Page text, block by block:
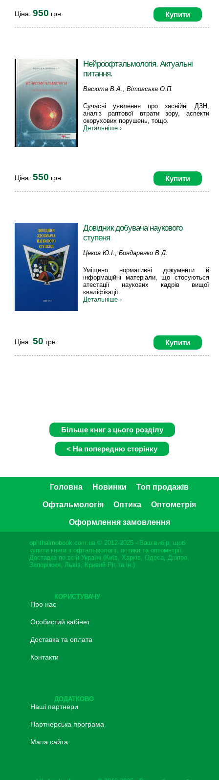
Купити
Ціна: 950 грн.
Нейроофтальмологія. Актуальні
питання.
Васюта В.А., Вітовська О.П.
Сучасні уявлення про заснійні ДЗН,
аналіз раптової втрати зору, аспекти
окорухових порушень, тощо.
Детальніше ›
Купити
Ціна: 550 грн.
Довідник добувача наукового
ступеня
Цеков Ю.І., Бондаренко В.Д.
Уміщено нормативні документи й
інформаційні матеріали, що стосуються
атестації наукових кадрів вищої
кваліфікації.
Детальніше ›
Купити
Ціна: 50 грн.
Головна Новинки Топ продажів
Офтальмологія Оптика Оптометрія
Оформлення замовлення
ophthalmobook.com.ua © 2012-2025 - Ваш вибір, щоб
купити книги з офтальмології, оптики та оптометрії.
Доставка по всій Україні (Київ, Харків, Одеса, Дніпро,
Запоріжжя, Львів, Кривий Ріг та ін.)
КОРИСТУВАЧУ
Про нас
Особистий кабінет
Доставка та оплата
Контакти
ДОДАТКОВО
Наші партнери
Партнерська програма
Мапа сайта